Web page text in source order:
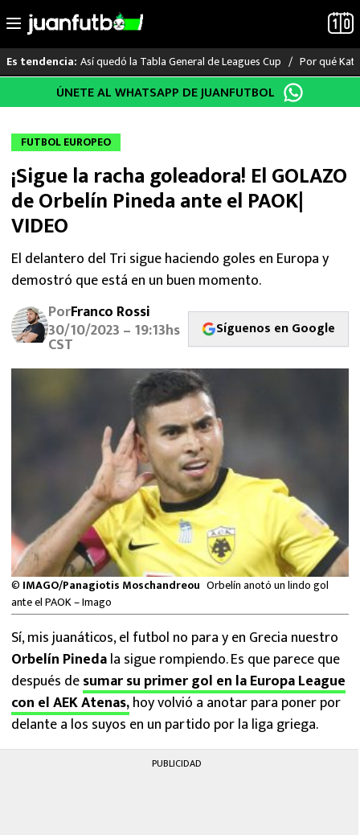
al
Es tendencia: Así quedó la Tabla General de Leagues Cup Por qué
LO ÚLTIMO
LIGA MX
RAYADOS
PUMAS
ATLANTE
FUTBOL INTERNACIONAL
MEXICANOS EN EL EXTRANJERO
LIGA MX
NFL
ÚNETE AL WHATSAPP DE JUANFUTBOL
FUTBOL EUROPEO
¡Sigue la racha goleadora! El GOLAZO
de Orbelín Pineda ante el PAOK|
VIDEO
El delantero del Tri sigue haciendo goles en Europa y
demostró que está en un buen momento.
PorFranco Rossi
30/10/2023 – 19:13hs
CST
Síguenos en Google
© IMAGO/Panagiotis Moschandreou Orbelín anotó un lindo gol
ante el PAOK – Imago
Sí, mis juanáticos, el futbol no para y en Grecia nuestro
Orbelín Pinedala sigue rompiendo. Es que parece que
después desumar su primer gol en la Europa League
con el AEK Atenas,hoy volvió a anotar para poner por
delante a los suyos en un partido por la liga griega.
PUBLICIDAD